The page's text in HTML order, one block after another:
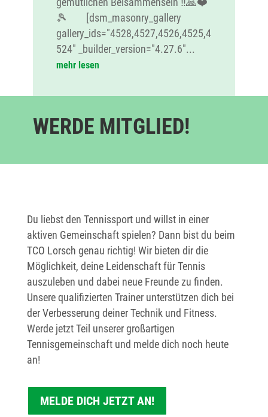
🎾 [dsm_masonry_gallery
gallery_ids="4528,4527,4526,4525,4
524" _builder_version="4.27.6"...
mehr lesen
WERDE MITGLIED!
Du liebst den Tennissport und willst in einer
aktiven Gemeinschaft spielen? Dann bist du beim
TCO Lorsch genau richtig! Wir bieten dir die
Möglichkeit, deine Leidenschaft für Tennis
auszuleben und dabei neue Freunde zu finden.
Unsere qualifizierten Trainer unterstützen dich bei
der Verbesserung deiner Technik und Fitness.
Werde jetzt Teil unserer großartigen
Tennisgemeinschaft und melde dich noch heute
an!
MELDE DICH JETZT AN!